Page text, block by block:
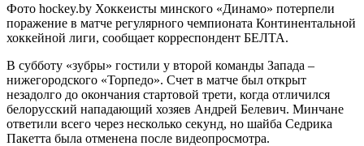
Фото hockey.by Хоккеисты минского «Динамо» потерпели
поражение в матче регулярного чемпионата Континентальной
хоккейной лиги, сообщает корреспондент БЕЛТА.
В субботу «зубры» гостили у второй команды Запада –
нижегородского «Торпедо». Счет в матче был открыт
незадолго до окончания стартовой трети, когда отличился
белорусский нападающий хозяев Андрей Белевич. Минчане
ответили всего через несколько секунд, но шайба Седрика
Пакетта была отменена после видеопросмотра.